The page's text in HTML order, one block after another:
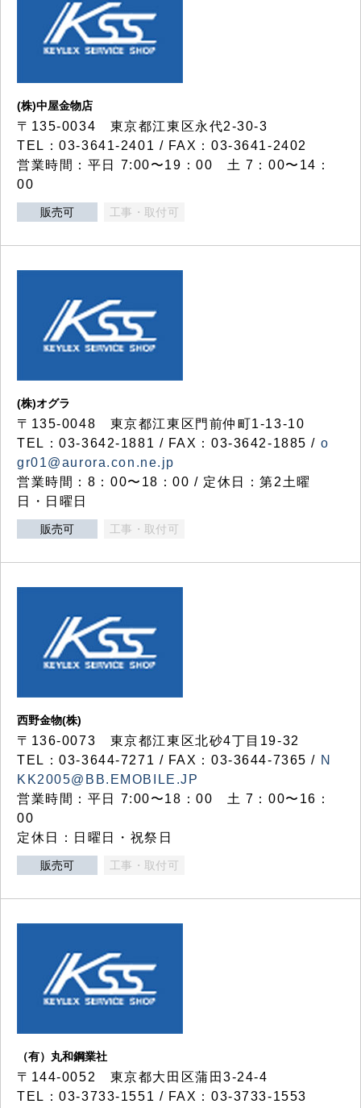
(株)中屋金物店
〒135-0034 東京都江東区永代2-30-3
TEL：03-3641-2401 / FAX：03-3641-2402
営業時間：平日 7:00〜19：00 土 7：00〜14：
00
販売可 工事・取付可
(株)オグラ
〒135-0048 東京都江東区門前仲町1-13-10
TEL：03-3642-1881 / FAX：03-3642-1885 / o
gr01@aurora.con.ne.jp
営業時間：8：00〜18：00 / 定休日：第2土曜
日・日曜日
販売可 工事・取付可
西野金物(株)
〒136-0073 東京都江東区北砂4丁目19-32
TEL：03‐3644‐7271 / FAX：03-3644-7365 / N
KK2005@BB.EMOBILE.JP
営業時間：平日 7:00〜18：00 土 7：00〜16：
00
定休日：日曜日・祝祭日
販売可 工事・取付可
（有）丸和鋼業社
〒144-0052 東京都大田区蒲田3-24-4
TEL：03-3733-1551 / FAX：03-3733-1553